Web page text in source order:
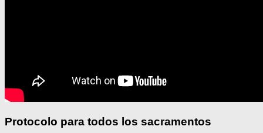
Protocolo para todos los sacramentos